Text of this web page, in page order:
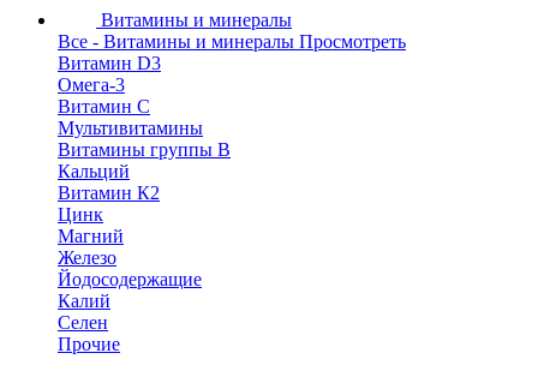
Витамины и минералы
Все - Витамины и минералы Просмотреть
Витамин D3
Омега-3
Витамин С
Мультивитамины
Витамины группы B
Кальций
Витамин К2
Цинк
Магний
Железо
Йодосодержащие
Калий
Селен
Прочие